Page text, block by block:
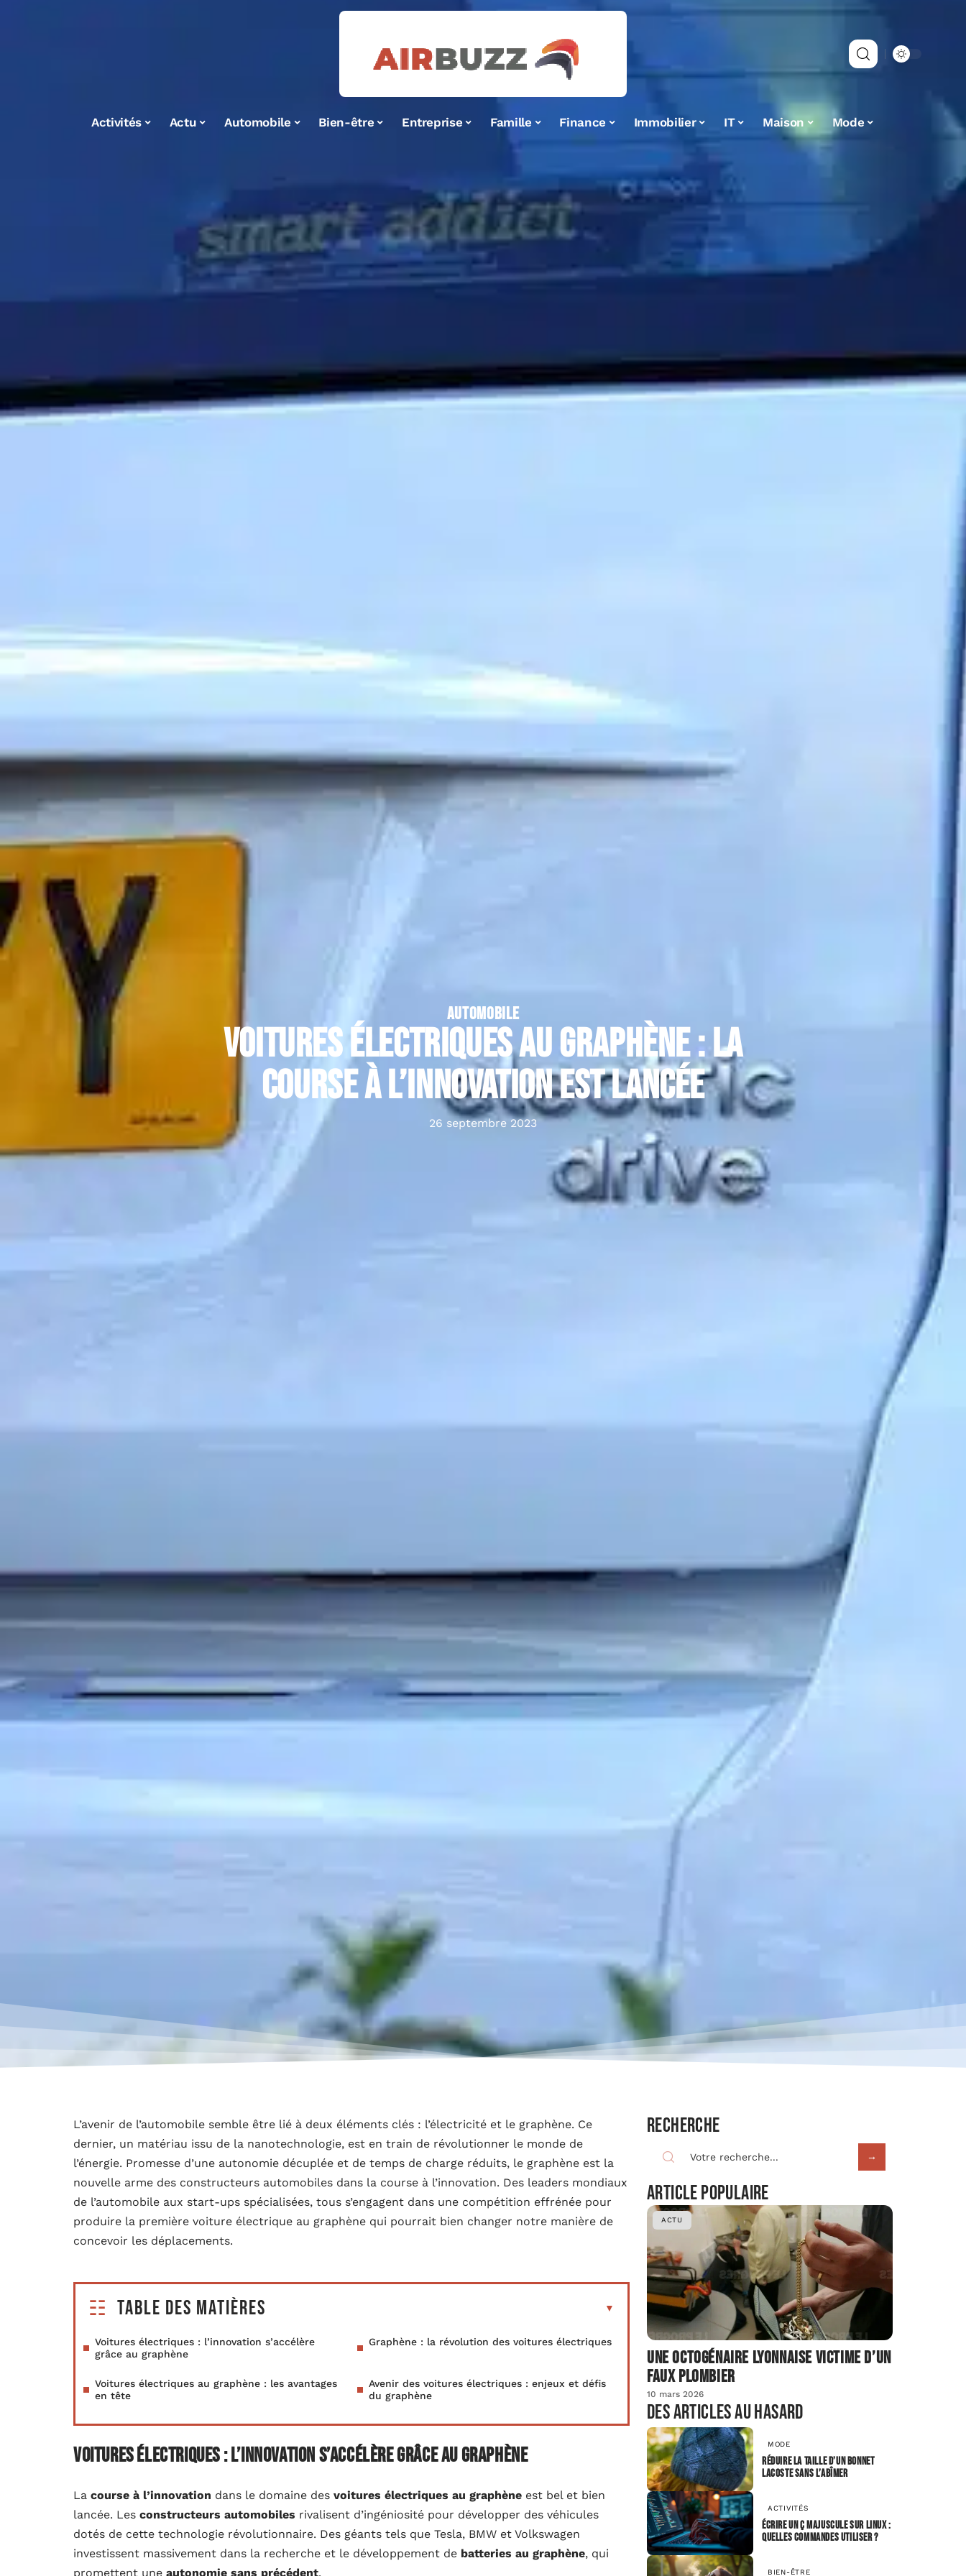
Activités Actu Automobile Bien-être Entreprise Famille Finance Immobilier IT Maison Mode
AUTOMOBILE
Voitures électriques au graphène : la
course à l’innovation est lancée
26 septembre 2023
L’avenir de l’automobile semble être lié à deux éléments clés : l’électricité et le graphène. Ce
dernier, un matériau issu de la nanotechnologie, est en train de révolutionner le monde de
l’énergie. Promesse d’une autonomie décuplée et de temps de charge réduits, le graphène est la
nouvelle arme des constructeurs automobiles dans la course à l’innovation. Des leaders mondiaux
de l’automobile aux start-ups spécialisées, tous s’engagent dans une compétition effrénée pour
produire la première voiture électrique au graphène qui pourrait bien changer notre manière de
concevoir les déplacements.
Table des matières
Voitures électriques : l’innovation s’accélère
grâce au graphène
Graphène : la révolution des voitures électriques
Voitures électriques au graphène : les avantages
en tête
Avenir des voitures électriques : enjeux et défis
du graphène
Voitures électriques : l’innovation s’accélère grâce au graphène
La course à l’innovation dans le domaine des voitures électriques au graphène est bel et bien
lancée. Les constructeurs automobiles rivalisent d’ingéniosité pour développer des véhicules
dotés de cette technologie révolutionnaire. Des géants tels que Tesla, BMW et Volkswagen
investissent massivement dans la recherche et le développement de batteries au graphène, qui
promettent une autonomie sans précédent.
Recherche
Article populaire
ACTU
Une octogénaire lyonnaise victime d’un
faux plombier
10 mars 2026
Des articles au hasard
MODE
Réduire la taille d’un bonnet
Lacoste sans l’abîmer
ACTIVITÉS
Écrire un Ç majuscule sur Linux :
quelles commandes utiliser ?
BIEN-ÊTRE